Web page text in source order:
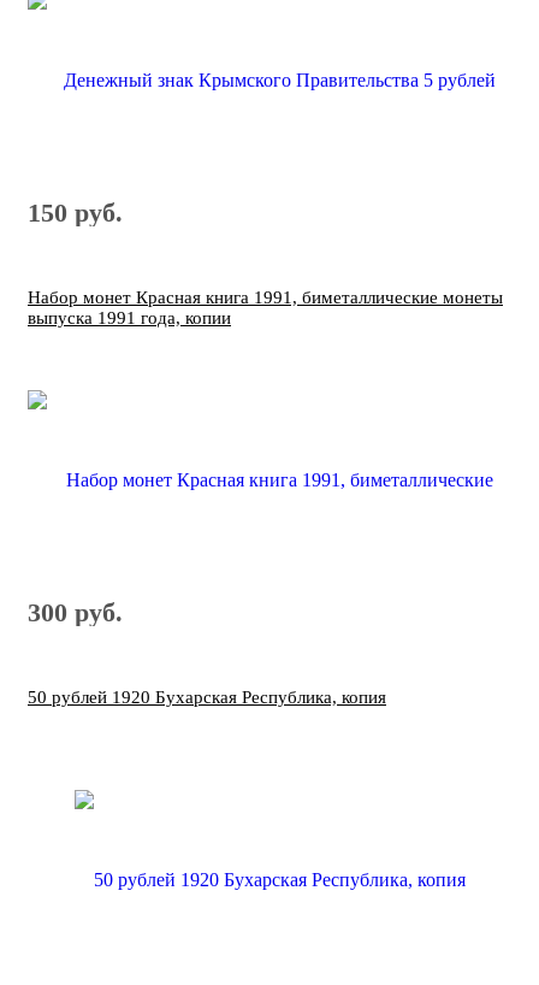
150 руб.
Набор монет Красная книга 1991, биметаллические монеты
выпуска 1991 года, копии
300 руб.
50 рублей 1920 Бухарская Республика, копия